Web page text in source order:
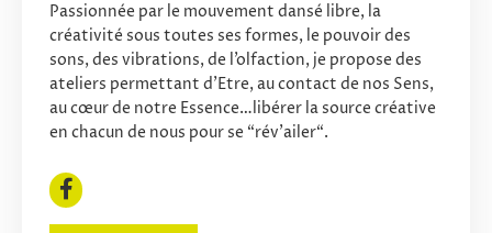
Passionnée par le mouvement dansé libre, la
créativité sous toutes ses formes, le pouvoir des
sons, des vibrations, de l’olfaction, je propose des
ateliers permettant d’Etre, au contact de nos Sens,
au cœur de notre Essence…libérer la source créative
en chacun de nous pour se “rév’ailer“.